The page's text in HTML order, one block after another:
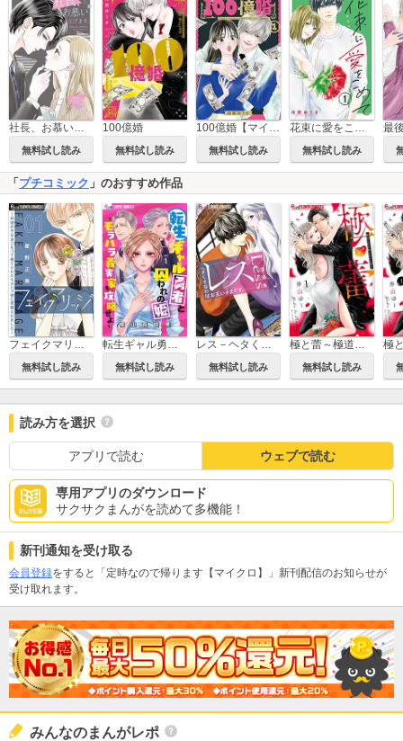
社長、お慕い申し上げます。
無料試し読み
100億婚
無料試し読み
100億婚【マイクロ】
無料試し読み
花束に愛をこめて【マイクロ】
無料試し読み
最
「 プチコミック 」のおすすめ作品
フェイクマリッジ～元彼の子を身ごもって捨てられたらセレブ彼に求婚されました～【マイクロ】
無料試し読み
転生ギャル勇者と囚われの姫～モラハラ義実家を攻略せよ～【マイクロ】
無料試し読み
レス－ヘタくそなのはお互いさまです。－【マイクロ】
無料試し読み
極と蕾～極道と恋を知らない人妻と～
無料試し読み
読み方を選択
アプリで読む ウェブで読む
専用アプリのダウンロード
サクサクまんがを読めて多機能！
新刊通知を受け取る
会員登録をすると「定時なので帰ります【マイクロ】」新刊配信のお知らせが
受け取れます。
みんなのまんがレポ